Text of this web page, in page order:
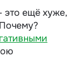
это ещё хуже,